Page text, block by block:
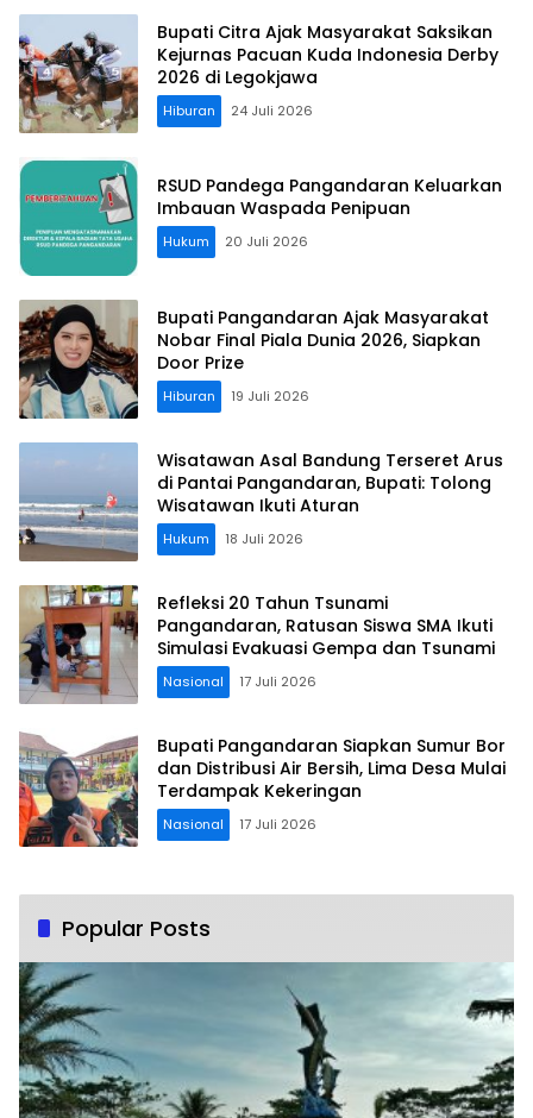
Bupati Citra Ajak Masyarakat Saksikan
Kejurnas Pacuan Kuda Indonesia Derby
2026 di Legokjawa
Hiburan 24 Juli 2026
RSUD Pandega Pangandaran Keluarkan
Imbauan Waspada Penipuan
Hukum 20 Juli 2026
Bupati Pangandaran Ajak Masyarakat
Nobar Final Piala Dunia 2026, Siapkan
Door Prize
Hiburan 19 Juli 2026
Wisatawan Asal Bandung Terseret Arus
di Pantai Pangandaran, Bupati: Tolong
Wisatawan Ikuti Aturan
Hukum 18 Juli 2026
Refleksi 20 Tahun Tsunami
Pangandaran, Ratusan Siswa SMA Ikuti
Simulasi Evakuasi Gempa dan Tsunami
Nasional 17 Juli 2026
Bupati Pangandaran Siapkan Sumur Bor
dan Distribusi Air Bersih, Lima Desa Mulai
Terdampak Kekeringan
Nasional 17 Juli 2026
Popular Posts